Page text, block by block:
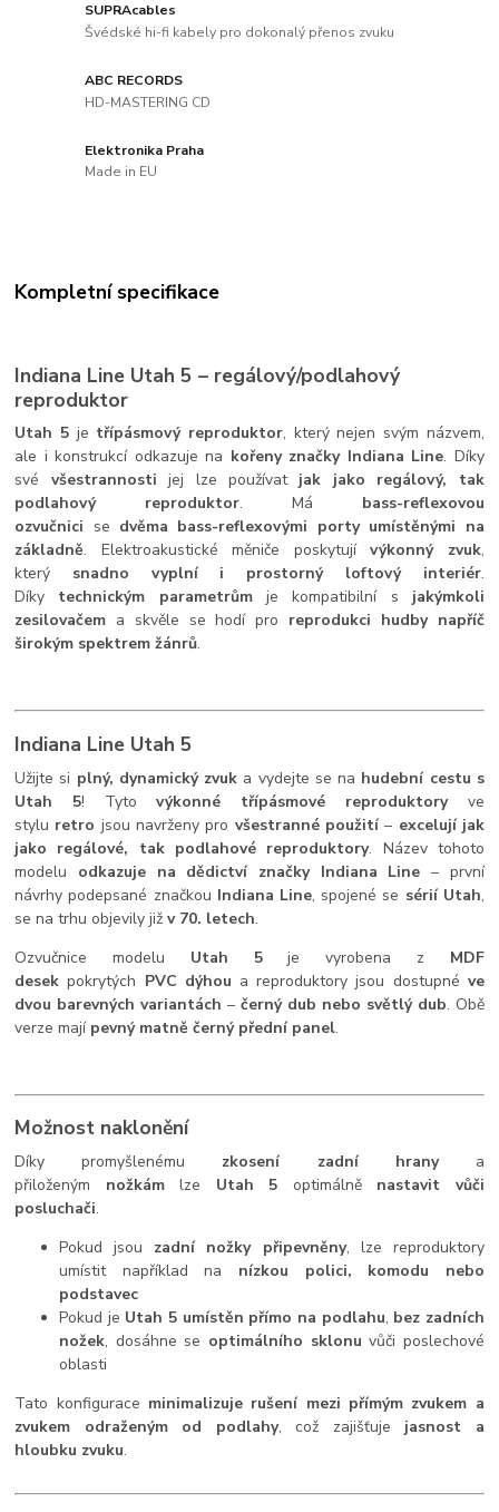
SUPRAcables
Švédské hi-fi kabely pro dokonalý přenos zvuku
ABC RECORDS
HD-MASTERING CD
Elektronika Praha
Made in EU
Kompletní specifikace
Indiana Line Utah 5 – regálový/podlahový
reproduktor
Utah 5je třípásmový reproduktor, který nejen svým názvem,
ale i konstrukcí odkazuje na kořeny značky Indiana Line. Díky
své všestrannosti jej lze používat jak jako regálový, tak
podlahový reproduktor. Má bass-reflexovou
ozvučnici se dvěma bass-reflexovými porty umístěnými na
základně. Elektroakustické měniče poskytujívýkonný zvuk,
který snadno vyplní i prostorný loftový interiér.
Díky technickým parametrůmje kompatibilní s jakýmkoli
zesilovačem a skvěle se hodí pro reprodukci hudby napříč
širokým spektrem žánrů.
Indiana Line Utah 5
Užijte si plný, dynamický zvuk a vydejte se na hudební cestu s
Utah 5! Tytovýkonné třípásmové reproduktoryve
stylu retro jsou navrženy pro všestranné použití– excelují jak
jako regálové, tak podlahové reproduktory. Název tohoto
modelu odkazuje na dědictví značky Indiana Line – první
návrhy podepsané značkou Indiana Line, spojené se sérií Utah,
se na trhu objevily jižv 70. letech.
Ozvučnice modelu Utah 5je vyrobena z MDF
desek pokrytých PVC dýhou a reproduktory jsou dostupné ve
dvou barevných variantách – černý dub nebo světlý dub. Obě
verze mají pevný matně černý přední panel.
Možnost naklonění
Díky promyšlenému zkosení zadní hranya
přiloženým nožkámlze Utah 5 optimálně nastavit vůči
posluchači.
Pokud jsou zadní nožky připevněny, lze reproduktory
umístit například na nízkou polici, komodu nebo
podstavec
Pokud je Utah 5 umístěn přímo na podlahu, bez zadních
nožek, dosáhne se optimálního sklonu vůči poslechové
oblasti
Tato konfigurace minimalizuje rušení mezi přímým zvukem a
zvukem odraženým od podlahy, což zajišťuje jasnost a
hloubku zvuku.